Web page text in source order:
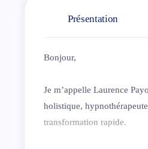
Présentation
Bonjour,
Je m’appelle Laurence
holistique,
transformation rapide.